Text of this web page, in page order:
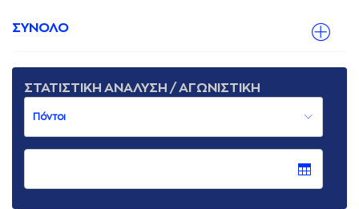
ΣΥΝΟΛΟ
ΣΤΑΤΙΣΤΙΚΗ ΑΝΑΛΥΣΗ / ΑΓΩΝΙΣΤΙΚΗ